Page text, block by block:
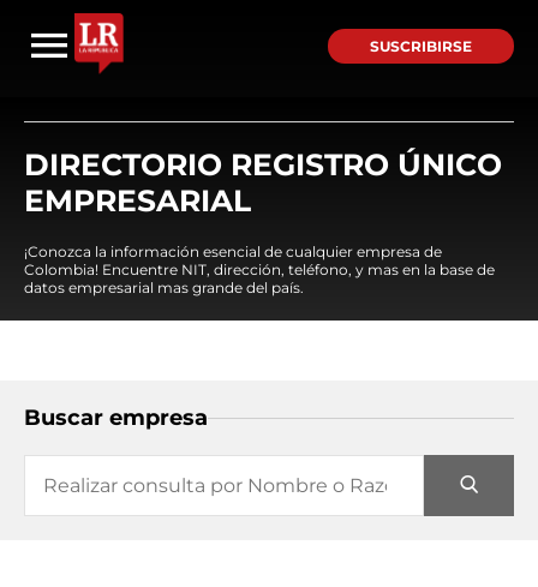
SUSCRIBIRSE
DIRECTORIO REGISTRO ÚNICO
EMPRESARIAL
¡Conozca la información esencial de cualquier empresa de
Colombia! Encuentre NIT, dirección, teléfono, y mas en la base de
datos empresarial mas grande del país.
Buscar empresa